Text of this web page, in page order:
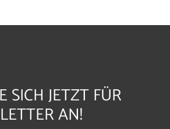
SICH JETZT FÜR
AN!